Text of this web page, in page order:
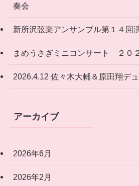
奏会
新所沢弦楽アンサンブル第１４
まめうさぎミニコンサート ２０
2026.4.12 佐々木大輔＆原田翔デ
アーカイブ
2026年6月
2026年2月